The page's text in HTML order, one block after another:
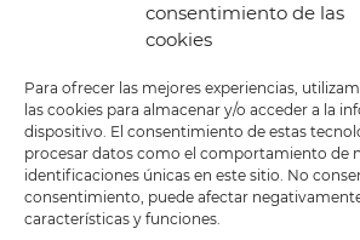
consentimiento de las
cookies
Para ofrecer las mejores experiencias,
las cookies para almacenar y/o acceder a la
dispositivo. El consentimiento de estas
procesar datos como el comportamiento de
identificaciones únicas en este sitio. No
consentimiento, puede afectar
características y funciones.
LEGAL
POLÍTICA DE
PRIVACIDAD
TÉRMINOS Y
CONDICIONES
GENERALES DE LA
POLÍTICA DE COOKIES
TIENDA
FORMATOS
OFERTAS